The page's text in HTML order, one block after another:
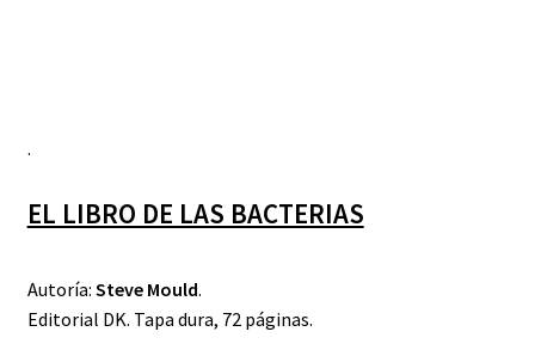
.
EL LIBRO DE LAS BACTERIAS
Autoría: Steve Mould.
Editorial DK. Tapa dura, 72 páginas.